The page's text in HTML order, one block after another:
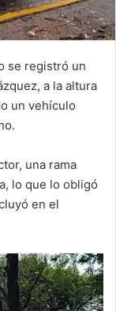
se registró un
a la altura
un vehículo
una rama
lo que lo obligó
en el